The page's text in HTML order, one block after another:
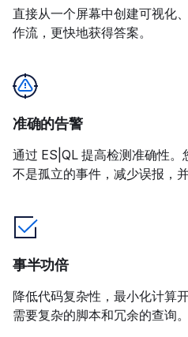
直接从一个屏幕中创建可视化
作流，更快地获得答案。
准确的告警
通过 ES|QL 提高检测准确性
不是孤立的事件，减少误报，
事半功倍
降低代码复杂性，最小化计算
需要复杂的脚本和冗余的查询。